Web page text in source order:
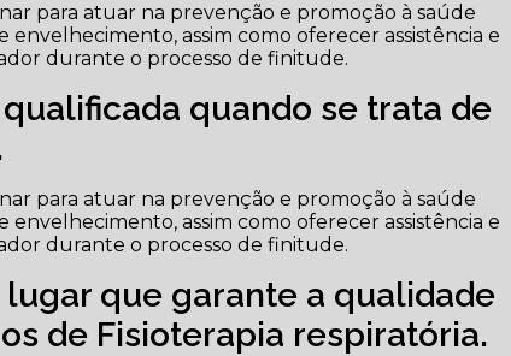
para atuar na prevenção e promoção à saúde
assim como oferecer assistência e
durante o processo de finitude.
quando se trata de
para atuar na prevenção e promoção à saúde
assim como oferecer assistência e
durante o processo de finitude.
que garante a qualidade
de Fisioterapia respiratória.